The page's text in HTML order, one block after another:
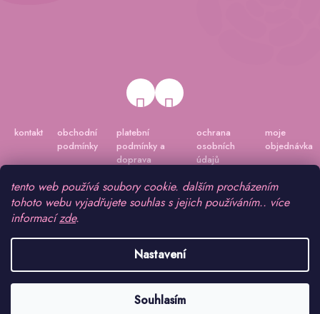
tento web používá soubory cookie. dalším procházením
tohoto webu vyjadřujete souhlas s jejich používáním.. více
informacízde.
Nastavení
Souhlasím
kontakt
obchodní
podmínky
platební
podmínky a
doprava
ochrana
osobních
údajů
moje
objednávka
Připravil Shoptetnamiru.cz